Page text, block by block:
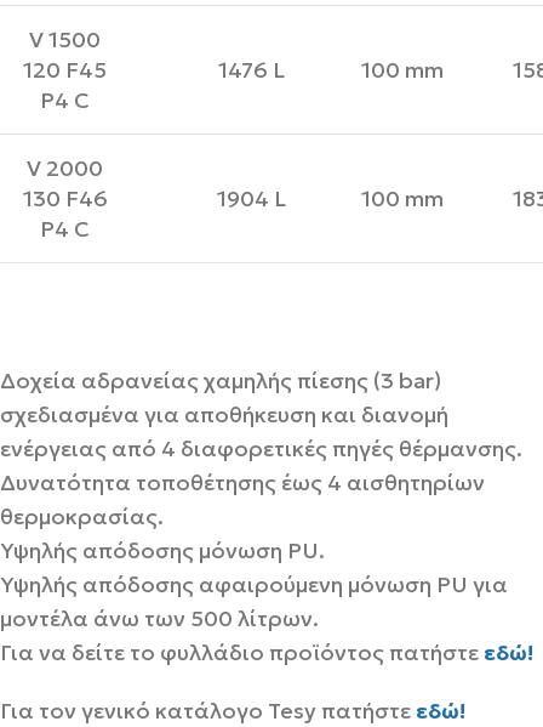
V 1500
120 F45
P4 C
1476 L 100 mm
V 2000
130 F46
P4 C
1904 L 100 mm
Δοχεία αδρανείας χαμηλής πίεσης (3 bar)
σχεδιασμένα για αποθήκευση και διανομή
ενέργειας από 4 διαφορετικές πηγές θέρμανσης.
Δυνατότητα τοποθέτησης έως 4 αισθητηρίων
θερμοκρασίας.
Υψηλής απόδοσης μόνωση PU.
Υψηλής απόδοσης αφαιρούμενη μόνωση PU για
μοντέλα άνω των 500 λίτρων.
Για να δείτε το φυλλάδιο προϊόντος πατήστε εδώ!
Για τον γενικό κατάλογο Tesy πατήστε εδώ!